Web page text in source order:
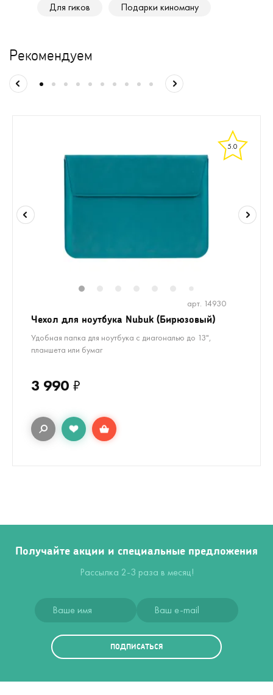
Для гиков
Подарки киноману
Рекомендуем
5.0
арт. 14930
Чехол для ноутбука Nubuk (Бирюзовый)
Удобная папка для ноутбука с диагональю до 13",
планшета или бумаг
3 990 ₽
Получайте акции и специальные предложения
Рассылка 2-3 раза в месяц!
ПОДПИСАТЬСЯ